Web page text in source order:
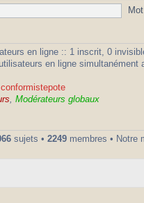
en ligne :: 1 inscrit, 0
en ligne simultanément
conformistepote
Modérateurs globaux
sujets • 2249 membres • Notre